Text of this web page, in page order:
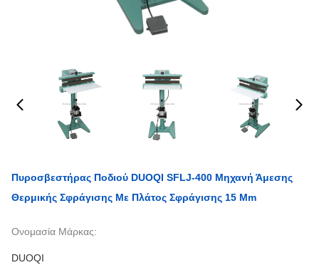
Πυροσβεστήρας Ποδιού DUOQI SFLJ-400 Μηχανή Άμεσης
Θερμικής Σφράγισης Με Πλάτος Σφράγισης 15 Mm
Ονομασία Μάρκας:
DUOQI